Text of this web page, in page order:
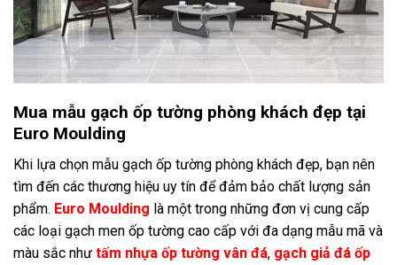
Mua mẫu gạch ốp tường phòng khách đẹp tại
Euro Moulding
Khi lựa chọn mẫu gạch ốp tường phòng khách đẹp, bạn nên
tìm đến các thương hiệu uy tín để đảm bảo chất lượng sản
phẩm. Euro Moulding là một trong những đơn vị cung cấp
các loại gạch men ốp tường cao cấp với đa dạng mẫu mã và
màu sắc như tấm nhựa ốp tường vân đá, gạch giả đá ốp